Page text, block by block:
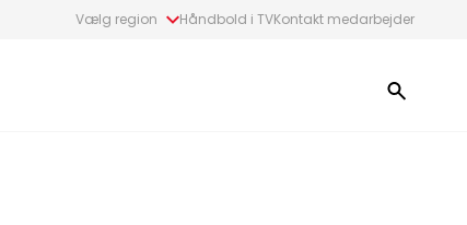
Vælg region Håndbold i TVKontakt medarbejder